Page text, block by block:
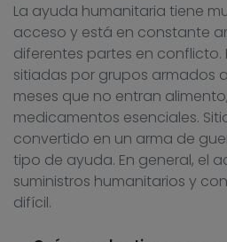
La ayuda humanitaria tiene
acceso y está en constante
diferentes partes en
sitiadas por grupos armados
meses que no entran
medicamentos esenciales.
convertido en un arma de
tipo de ayuda. En general, el
suministros humanitarios y
difícil.